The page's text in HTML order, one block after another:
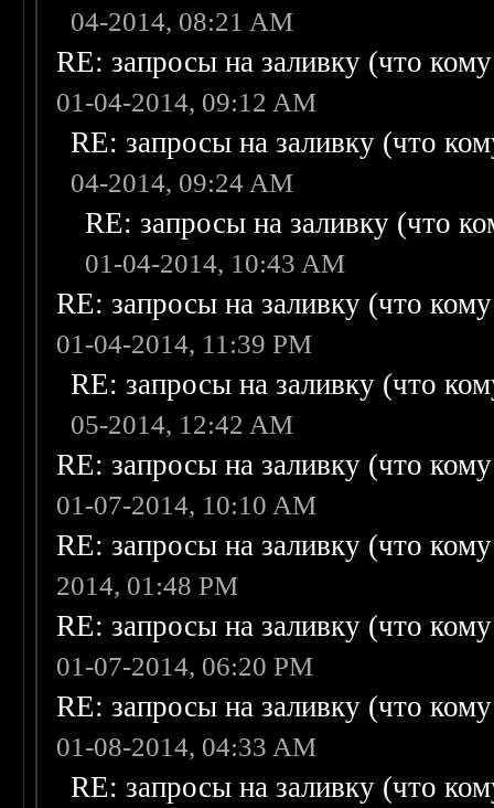
04-2014, 08:21 AM
RE: запросы на заливку (что
01-04-2014, 09:12 AM
RE: запросы на заливку (что
04-2014, 09:24 AM
RE: запросы на заливку (что
01-04-2014, 10:43 AM
RE: запросы на заливку (что
01-04-2014, 11:39 PM
RE: запросы на заливку (что
05-2014, 12:42 AM
RE: запросы на заливку (что
01-07-2014, 10:10 AM
RE: запросы на заливку (что
2014, 01:48 PM
RE: запросы на заливку (что
01-07-2014, 06:20 PM
RE: запросы на заливку (что
01-08-2014, 04:33 AM
RE: запросы на заливку (что